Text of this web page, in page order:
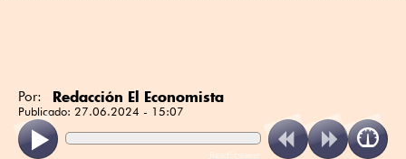
Por: Redacción El Economista
Publicado: 27.06.2024 - 15:07
ReadSpeaker